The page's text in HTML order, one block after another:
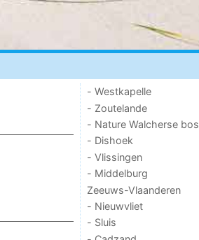
- Westkapelle
- Zoutelande
- Nature Walcherse bos
- Dishoek
- Vlissingen
- Middelburg
Zeeuws-Vlaanderen
- Nieuwvliet
- Sluis